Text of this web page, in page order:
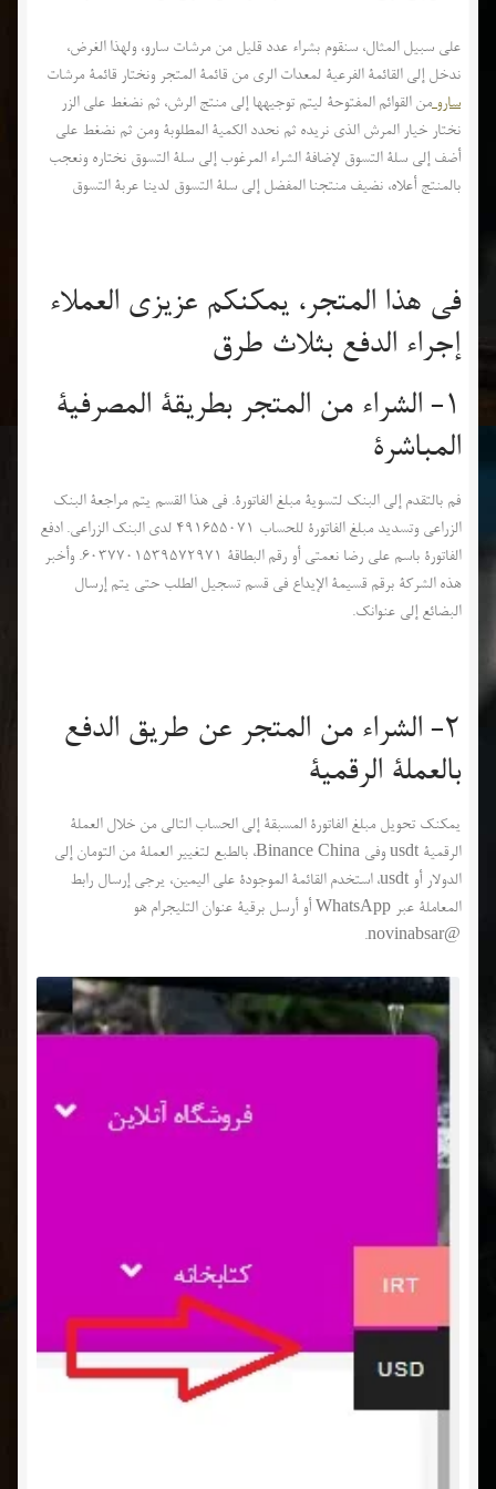
على سبيل المثال، سنقوم بشراء عدد قليل من مرشات سارو، ولهذا الغرض،
ندخل إلى القائمة الفرعية لمعدات الري من قائمة المتجر ونختار قائمة مرشات
سارومن القوائم المفتوحة ليتم توجيهها إلى منتج الرش، ثم نضغط على الزر
نختار خيار المرش الذي نريده ثم نحدد الكمية المطلوبة ومن ثم نضغط على
أضف إلى سلة التسوق لإضافة الشراء المرغوب إلى سلة التسوق نختاره ونعجب
بالمنتج أعلاه، نضيف منتجنا المفضل إلى سلة التسوق لدينا عربة التسوق
في هذا المتجر، يمكنكم عزيزي العملاء
إجراء الدفع بثلاث طرق
1- الشراء من المتجر بطريقة المصرفية
المباشرة
فم بالتقدم إلى البنك لتسوية مبلغ الفاتورة. في هذا القسم يتم مراجعة البنك
الزراعي وتسديد مبلغ الفاتورة للحساب 491655071 لدى البنك الزراعي. ادفع
الفاتورة باسم علي رضا نعمتي أو رقم البطاقة 6037701539572971. وأخبر
هذه الشركة برقم قسيمة الإيداع في قسم تسجيل الطلب حتى يتم إرسال
البضائع إلى عنوانك.
2- الشراء من المتجر عن طريق الدفع
بالعملة الرقمية
يمكنك تحويل مبلغ الفاتورة المسبقة إلى الحساب التالي من خلال العملة
الرقمية usdt وفي Binance China، بالطبع لتغيير العملة من التومان إلى
الدولار أو usdt، استخدم القائمة الموجودة على اليمين، يرجى إرسال رابط
المعاملة عبر WhatsApp أو أرسل برقية عنوان التليجرام هو
@novinabsar.